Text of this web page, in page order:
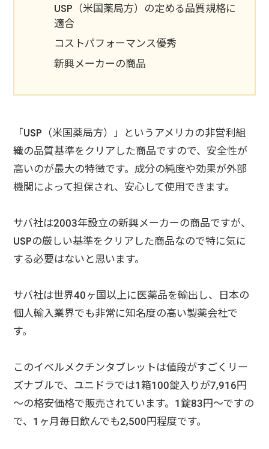
USP（米国薬局方）の定める品質規格に
適合
コストパフォーマンス優秀
新興メーカーの商品
「USP（米国薬局方）」というアメリカの非営利組
織の品質基準をクリアした商品ですので、安全性が
高いのが最大の特徴です。成分の純度や効果が外部
機関によって担保され、安心して使用できます。
サバ社は2003年設立の新興メーカーの商品ですが、
USPの厳しい基準をクリアした商品なので特に気に
する必要はないと思います。
サバ社は世界40ヶ国以上に医薬品を輸出し、日本の
個人輸入業界でも非常に知名度の高い製薬会社で
す。
このイベルメクチンタブレットは値段がすごくリー
ズナブルで、ユニドラでは1箱100錠入りが7,916円
～の格安価格で販売されています。1錠83円～ですの
で、1ヶ月毎日飲んでも2,500円程度です。